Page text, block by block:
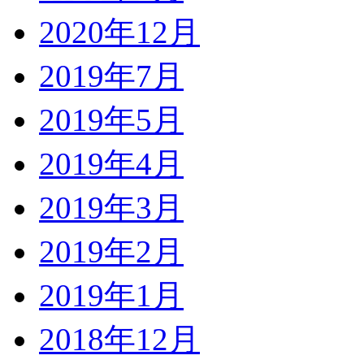
2020年12月
2019年7月
2019年5月
2019年4月
2019年3月
2019年2月
2019年1月
2018年12月